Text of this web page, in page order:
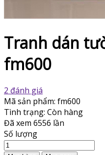
Tranh dán
fm600
2 đánh giá
Mã sản phẩm: fm600
Tình trạng: Còn hàng
Đã xem 6556 lần
Số lượng